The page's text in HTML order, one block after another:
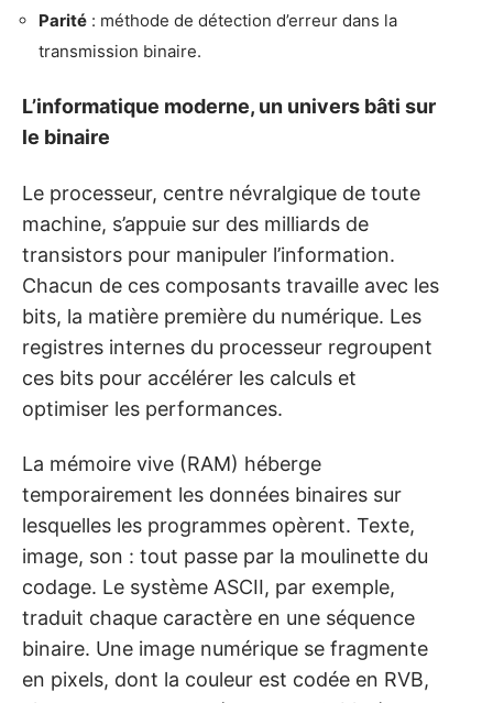
Parité : méthode de détection d’erreur dans la
transmission binaire.
L’informatique moderne, un univers bâti sur
le binaire
Le processeur, centre névralgique de toute
machine, s’appuie sur des milliards de
transistors pour manipuler l’information.
Chacun de ces composants travaille avec les
bits, la matière première du numérique. Les
registres internes du processeur regroupent
ces bits pour accélérer les calculs et
optimiser les performances.
La mémoire vive (RAM) héberge
temporairement les données binaires sur
lesquelles les programmes opèrent. Texte,
image, son : tout passe par la moulinette du
codage. Le système ASCII, par exemple,
traduit chaque caractère en une séquence
binaire. Une image numérique se fragmente
en pixels, dont la couleur est codée en RVB,